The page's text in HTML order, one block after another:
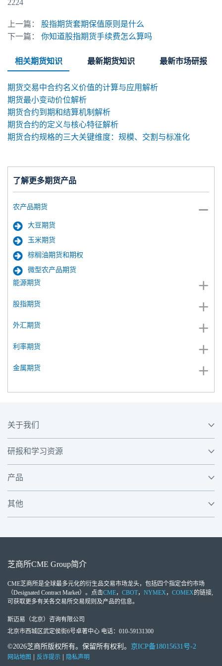
了解更多期货产品
农产品期货
大豆期货
玉米期货
棕榈油期货和期权
微型农产品期货
能源期货
股指期货
外汇期货
利率期货
金属期货
2224
上一篇：
股指期货套期保值原则是什么
下一篇：
你知道股指期货手续费怎么算吗
相关期货知识 最新期货知识 最新市场研报
期货交易中合约名义价值的计算与应用解析
期货最小变动价位解析
期货合约到期和结算机制解析
期货合约的定义与核心特征解析
期货合约规格的三大关键维度：规模、交割与标准化
关于我们
研报和学习资源
产品
其他
芝商所CME Group简介
CME芝商所是全球最多元化的衍生品交易市场龙头，包括四个指定合约市场
（Designated Contract Market）。点击CME， CBOT， NYMEX， COMEX的链接,
可获取更多有关各交易所交易规则及产品的信息。
斯迈易（北京）咨询有限公司
北京市西城区武定侯街6号卓著中心 电话：010-59131300
©2026芝商所版权所有。保留所有权利。 京ICP备18015631号-2
网站地图 反诈提示 隐私声明